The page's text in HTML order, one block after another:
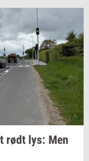
rødt lys: Men